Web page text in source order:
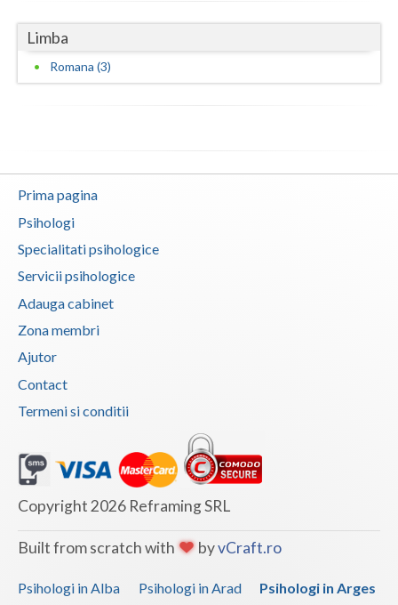
Limba
Romana (3)
Prima pagina
Psihologi
Specialitati psihologice
Servicii psihologice
Adauga cabinet
Zona membri
Ajutor
Contact
Termeni si conditii
Copyright 2026 Reframing SRL
Built from scratch with byvCraft.ro
Psihologi in Alba Psihologi in Arad
Psihologi in Arges